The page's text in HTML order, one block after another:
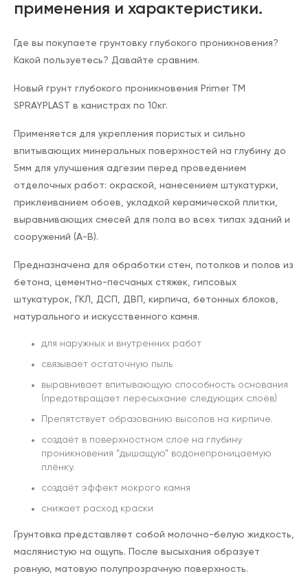
применения и характеристики.
Где вы покупаете грунтовку глубокого проникновения?
Какой пользуетесь? Давайте сравним.
Новый грунт глубокого проникновения Primer ТМ
SPRAYPLAST в канистрах по 10кг.
Применяется для укрепления пористых и сильно
впитывающих минеральных поверхностей на глубину до
5мм для улучшения адгезии перед проведением
отделочных работ: окраской, нанесением штукатурки,
приклеиванием обоев, укладкой керамической плитки,
выравнивающих смесей для пола во всех типах зданий и
сооружений (А-В).
Предназначена для обработки стен, потолков и полов из
бетона, цементно-песчаных стяжек, гипсовых
штукатурок, ГКЛ, ДСП, ДВП, кирпича, бетонных блоков,
натурального и искусственного камня.
для наружных и внутренних работ
связывает остаточную пыль
выравнивает впитывающую способность основания
(предотвращает пересыхание следующих слоёв)
Препятствует образованию высолов на кирпиче.
создаёт в поверхностном слое на глубину
проникновения “дышащую” водонепроницаемую
плёнку.
создаёт эффект мокрого камня
снижает расход краски
Грунтовка представляет собой молочно-белую жидкость,
маслянистую на ощупь. После высыхания образует
ровную, матовую полупрозрачную поверхность.